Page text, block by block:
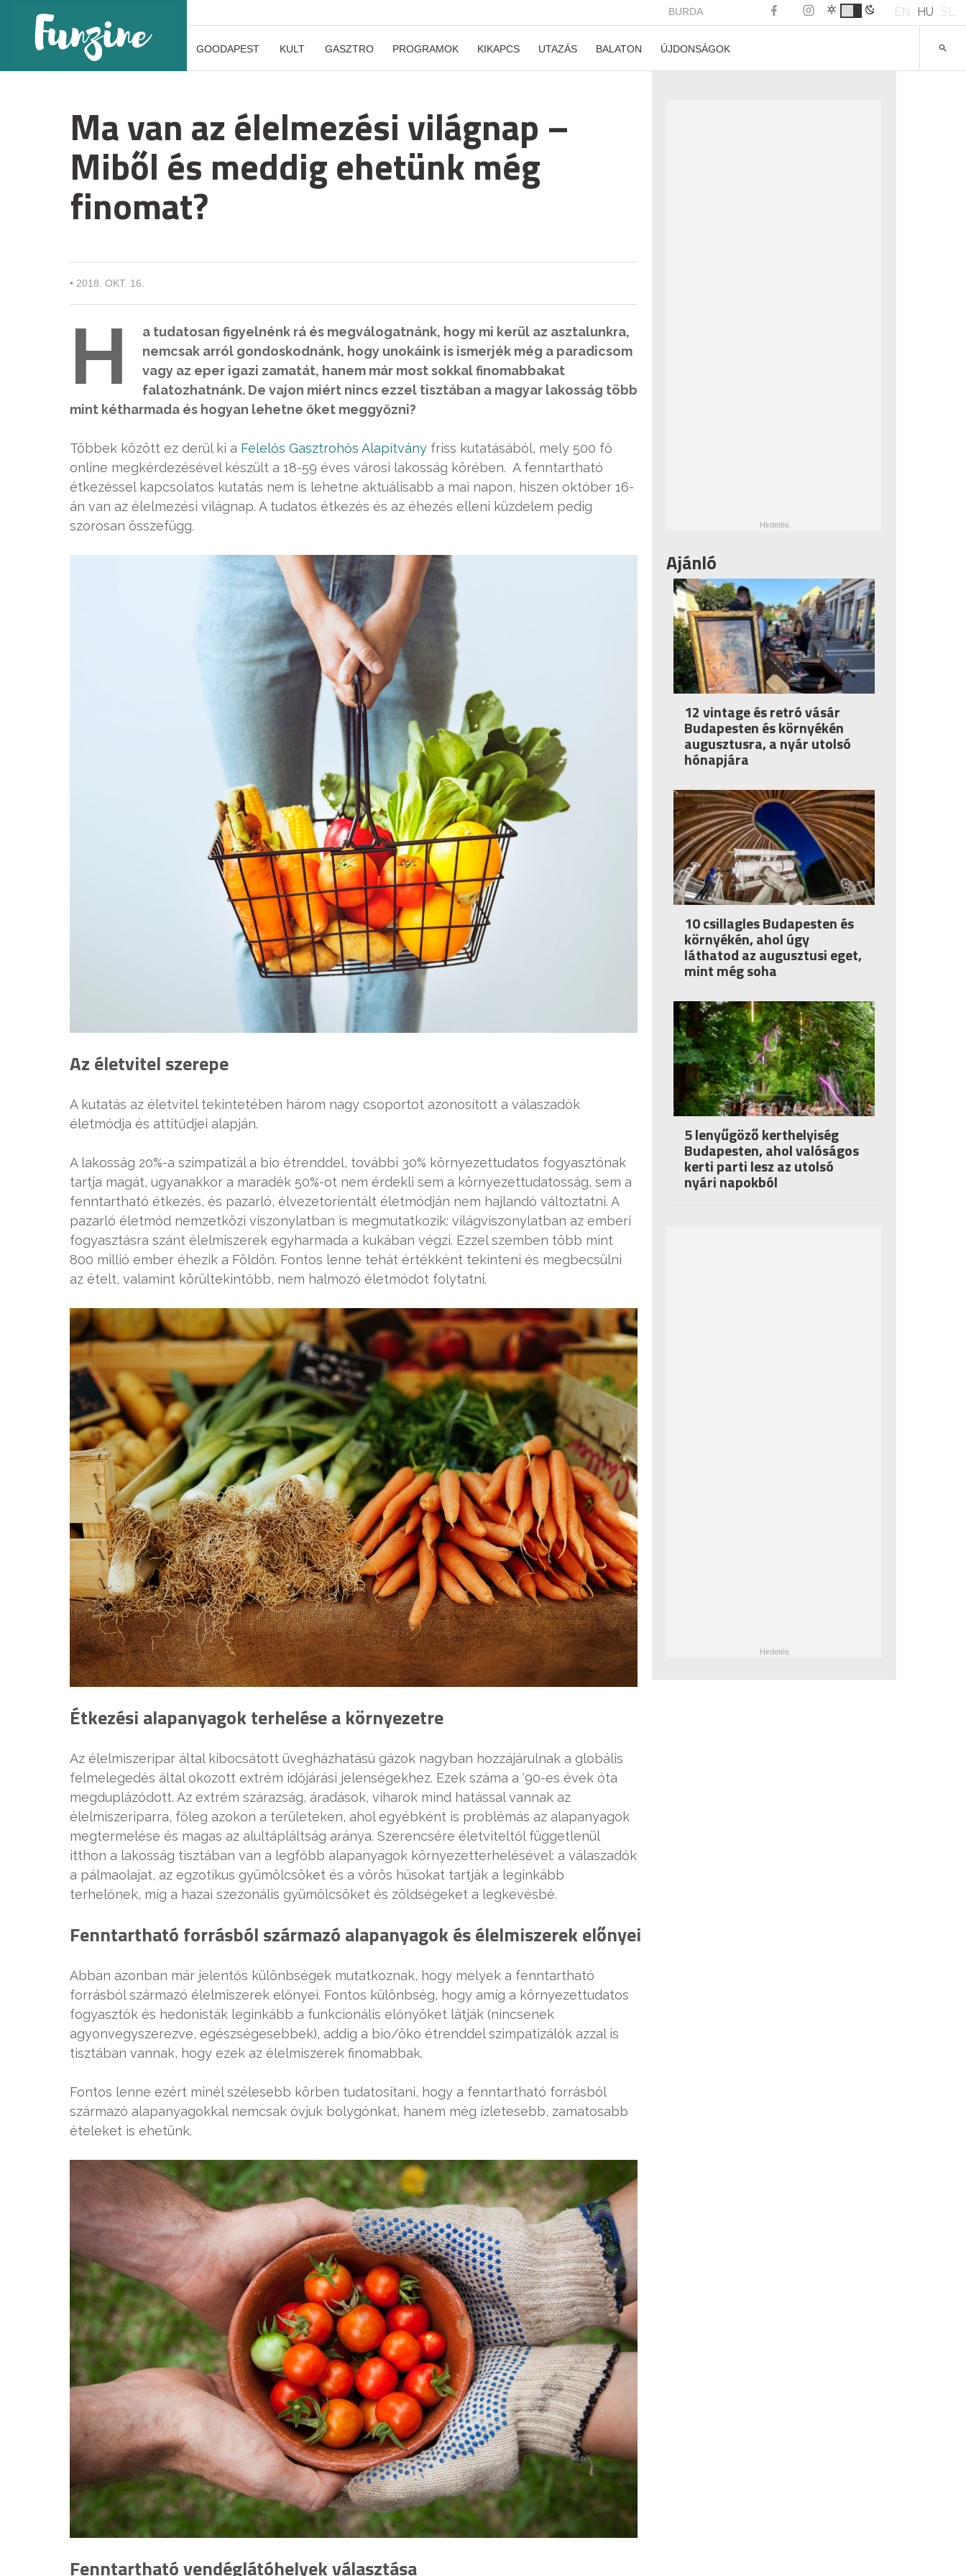
BURDA EN HU SL
GOODAPEST KULT GASZTRO PROGRAMOK KIKAPCS UTAZÁS BALATON ÚJDONSÁGOK
Ma van az élelmezési világnap –
Miből és meddig ehetünk még
finomat?
• 2018. OKT. 16.
H
a tudatosan figyelnénk rá és megválogatnánk, hogy mi kerül az asztalunkra,
nemcsak arról gondoskodnánk, hogy unokáink is ismerjék még a paradicsom
vagy az eper igazi zamatát, hanem már most sokkal finomabbakat
falatozhatnánk. De vajon miért nincs ezzel tisztában a magyar lakosság több
mint kétharmada és hogyan lehetne őket meggyőzni?
Többek között ez derül ki a Felelős Gasztrohős Alapítvány friss kutatásából, mely 500 fő
online megkérdezésével készült a 18-59 éves városi lakosság körében. A fenntartható
étkezéssel kapcsolatos kutatás nem is lehetne aktuálisabb a mai napon, hiszen október 16-
án van az élelmezési világnap. A tudatos étkezés és az éhezés elleni küzdelem pedig
szorosan összefügg.
Az életvitel szerepe
A kutatás az életvitel tekintetében három nagy csoportot azonosított a válaszadók
életmódja és attitűdjei alapján.
A lakosság 20%-a szimpatizál a bio étrenddel, további 30% környezettudatos fogyasztónak
tartja magát, ugyanakkor a maradék 50%-ot nem érdekli sem a környezettudatosság, sem a
fenntartható étkezés, és pazarló, élvezetorientált életmódján nem hajlandó változtatni. A
pazarló életmód nemzetközi viszonylatban is megmutatkozik: világviszonylatban az emberi
fogyasztásra szánt élelmiszerek egyharmada a kukában végzi. Ezzel szemben több mint
800 millió ember éhezik a Földön. Fontos lenne tehát értékként tekinteni és megbecsülni
az ételt, valamint körültekintőbb, nem halmozó életmódot folytatni.
Étkezési alapanyagok terhelése a környezetre
Az élelmiszeripar által kibocsátott üvegházhatású gázok nagyban hozzájárulnak a globális
felmelegedés által okozott extrém időjárási jelenségekhez. Ezek száma a ‘90-es évek óta
megduplázódott. Az extrém szárazság, áradások, viharok mind hatással vannak az
élelmiszeriparra, főleg azokon a területeken, ahol egyébként is problémás az alapanyagok
megtermelése és magas az alultápláltság aránya. Szerencsére életviteltől függetlenül
itthon a lakosság tisztában van a legfőbb alapanyagok környezetterhelésével: a válaszadók
a pálmaolajat, az egzotikus gyümölcsöket és a vörös húsokat tartják a leginkább
terhelőnek, míg a hazai szezonális gyümölcsöket és zöldségeket a legkevésbé.
Fenntartható forrásból származó alapanyagok és élelmiszerek előnyei
Abban azonban már jelentős különbségek mutatkoznak, hogy melyek a fenntartható
forrásból származó élelmiszerek előnyei. Fontos különbség, hogy amíg a környezettudatos
fogyasztók és hedonisták leginkább a funkcionális előnyöket látják (nincsenek
agyonvegyszerezve, egészségesebbek), addig a bio/öko étrenddel szimpatizálók azzal is
tisztában vannak, hogy ezek az élelmiszerek finomabbak.
Fontos lenne ezért minél szélesebb körben tudatosítani, hogy a fenntartható forrásból
származó alapanyagokkal nemcsak óvjuk bolygónkat, hanem még ízletesebb, zamatosabb
ételeket is ehetünk.
Fenntartható vendéglátóhelyek választása
Ajánló
12 vintage és retró vásár
Budapesten és környékén
augusztusra, a nyár utolsó
hónapjára
10 csillagles Budapesten és
környékén, ahol úgy
láthatod az augusztusi eget,
mint még soha
5 lenyűgöző kerthelyiség
Budapesten, ahol valóságos
kerti parti lesz az utolsó
nyári napokból